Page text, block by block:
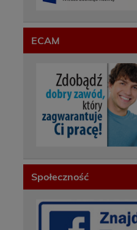
ECAM
Społeczność